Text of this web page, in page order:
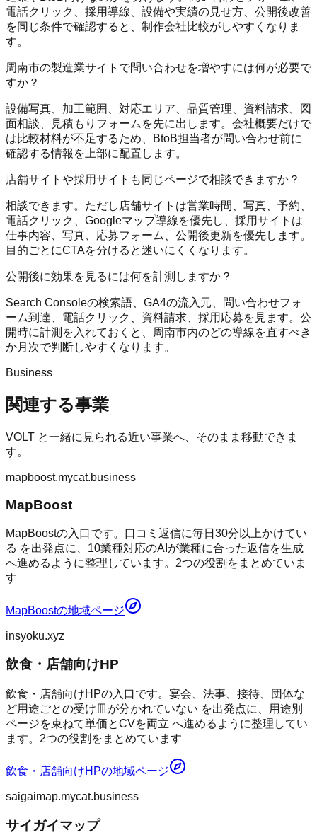
電話クリック、採用導線、設備や実績の見せ方、公開後改善
を同じ条件で確認すると、制作会社比較がしやすくなりま
す。
周南市の製造業サイトで問い合わせを増やすには何が必要で
すか？
設備写真、加工範囲、対応エリア、品質管理、資料請求、図
面相談、見積もりフォームを先に出します。会社概要だけで
は比較材料が不足するため、BtoB担当者が問い合わせ前に
確認する情報を上部に配置します。
店舗サイトや採用サイトも同じページで相談できますか？
相談できます。ただし店舗サイトは営業時間、写真、予約、
電話クリック、Googleマップ導線を優先し、採用サイトは
仕事内容、写真、応募フォーム、公開後更新を優先します。
目的ごとにCTAを分けると迷いにくくなります。
公開後に効果を見るには何を計測しますか？
Search Consoleの検索語、GA4の流入元、問い合わせフォ
ーム到達、電話クリック、資料請求、採用応募を見ます。公
開時に計測を入れておくと、周南市内のどの導線を直すべき
か月次で判断しやすくなります。
Business
関連する事業
VOLT と一緒に見られる近い事業へ、そのまま移動できま
す。
mapboost.mycat.business
MapBoost
MapBoostの入口です。口コミ返信に毎日30分以上かけてい
る を出発点に、10業種対応のAIが業種に合った返信を生成
へ進めるように整理しています。2つの役割をまとめていま
す
MapBoostの地域ページ
insyoku.xyz
飲食・店舗向けHP
飲食・店舗向けHPの入口です。宴会、法事、接待、団体な
ど用途ごとの受け皿が分かれていない を出発点に、用途別
ページを束ねて単価とCVを両立 へ進めるように整理してい
ます。2つの役割をまとめています
飲食・店舗向けHPの地域ページ
saigaimap.mycat.business
サイガイマップ